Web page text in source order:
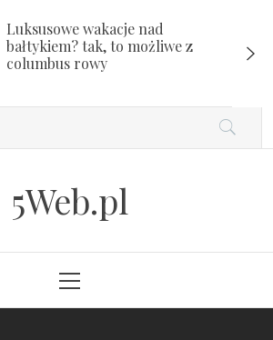
Luksusowe wakacje nad
bałtykiem? tak, to możliwe z
columbus rowy
5Web.pl
Menu